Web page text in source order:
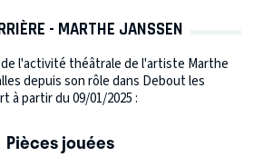
- MARTHE JANSSEN
l'activité théâtrale de l'artiste Marthe
depuis son rôle dans Debout les
à partir du 09/01/2025 :
Pièces jouées